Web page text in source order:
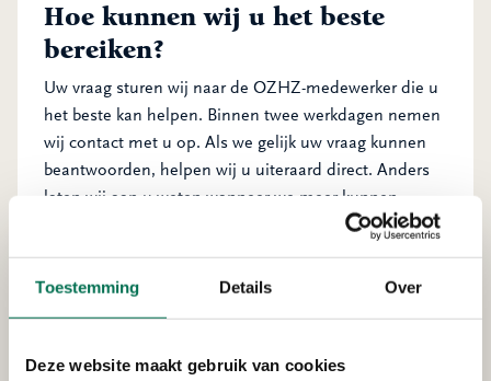
Toestemming Details Over
Deze website maakt gebruik van cookies
Hoe kunnen wij u het beste
bereiken?
Uw vraag sturen wij naar de OZHZ-medewerker die u
het beste kan helpen. Binnen twee werkdagen nemen
wij contact met u op. Als we gelijk uw vraag kunnen
beantwoorden, helpen wij u uiteraard direct. Anders
laten wij aan u weten wanneer we meer kunnen
vertellen. Is de vraag niet voor ons, dan hoort u